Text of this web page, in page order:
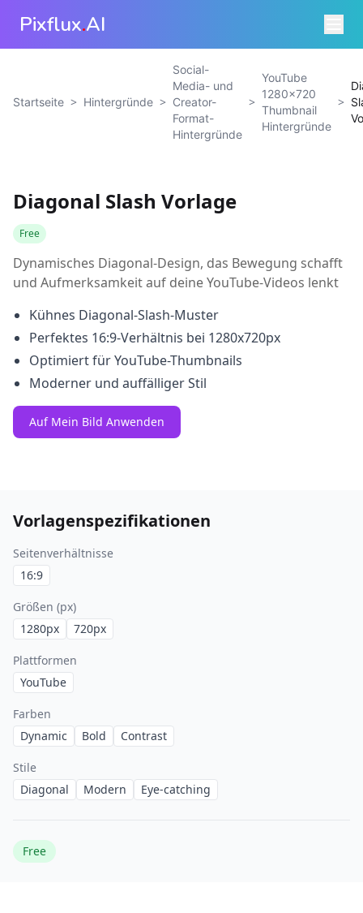
Pixflux.AI
Startseite > Hintergründe >
Social-
Media- und
Creator-
Format-
Hintergründe
>
YouTube
1280×720
Thumbnail
Hintergründe
>
Diagonal Slash Vorlage
Free
Dynamisches Diagonal-Design, das Bewegung schafft
und Aufmerksamkeit auf deine YouTube-Videos lenkt
Kühnes Diagonal-Slash-Muster
Perfektes 16:9-Verhältnis bei 1280x720px
Optimiert für YouTube-Thumbnails
Moderner und auffälliger Stil
Auf Mein Bild Anwenden
Vorlagenspezifikationen
Seitenverhältnisse
16:9
Größen (px)
1280px 720px
Plattformen
YouTube
Farben
Dynamic
Bold Contrast
Stile
Diagonal
Modern Eye-catching
Free